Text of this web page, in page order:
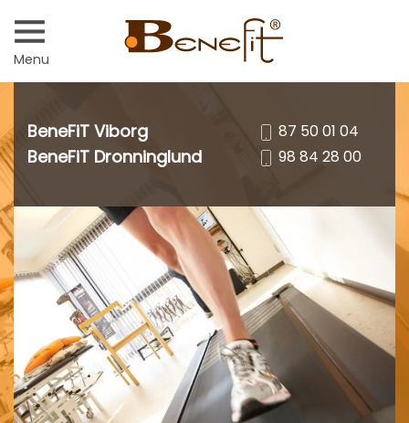
Menu
BeneFiT Viborg 87 50 01 04
BeneFiT Dronninglund 98 84 28 00